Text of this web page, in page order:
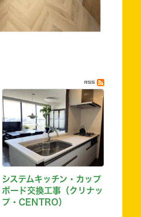
システムキッチン・カップ
ボード交換工事（クリナッ
プ・CENTRO）